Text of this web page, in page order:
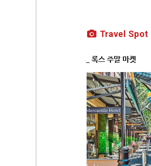
Travel Spot
_ 록스 주말 마켓